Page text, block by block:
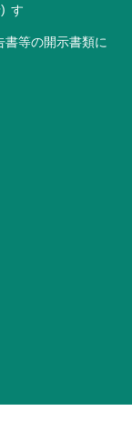
等の開示書類に